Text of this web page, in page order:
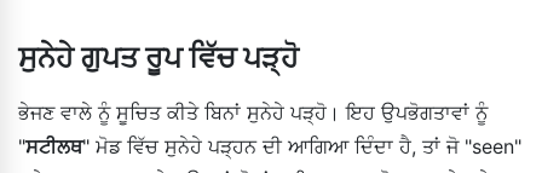
ਸੁਨੇਹੇ ਗੁਪਤ ਰੂਪ ਵਿੱਚ ਪੜ੍ਹੋ
ਭੇਜਣ ਵਾਲੇ ਨੂੰ ਸੂਚਿਤ ਕੀਤੇ ਬਿਨਾਂ ਸੁਨੇਹੇ ਪੜ੍ਹੋ। ਇਹ ਉਪਭੋਗਤਾਵਾਂ ਨੂੰ
"ਸਟੀਲਥ" ਮੋਡ ਵਿੱਚ ਸੁਨੇਹੇ ਪੜ੍ਹਨ ਦੀ ਆਗਿਆ ਦਿੰਦਾ ਹੈ, ਤਾਂ ਜੋ "seen"